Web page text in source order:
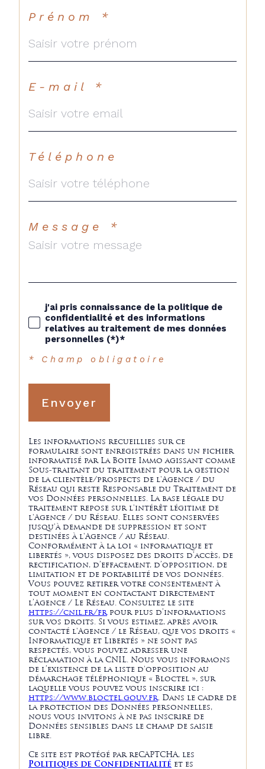
Prénom *
E-mail *
Téléphone
Message *
j'ai pris connaissance de la politique de
confidentialité et des informations
relatives au traitement de mes données
personnelles (*)*
* Champ obligatoire
Envoyer
Les informations recueillies sur ce
formulaire sont enregistrées dans un fichier
informatisé par La Boite Immo agissant comme
Sous-traitant du traitement pour la gestion
de la clientèle/prospects de l'Agence / du
Réseau qui reste Responsable du Traitement de
vos Données personnelles. La base légale du
traitement repose sur l'intérêt légitime de
l'Agence / du Réseau. Elles sont conservées
jusqu'à demande de suppression et sont
destinées à l'Agence / au Réseau.
Conformément à la loi « informatique et
libertés », vous disposez des droits d’accès, de
rectification, d’effacement, d’opposition, de
limitation et de portabilité de vos données.
Vous pouvez retirer votre consentement à
tout moment en contactant directement
l’Agence / Le Réseau. Consultez le site
https://cnil.fr/frpour plus d’informations
sur vos droits. Si vous estimez, après avoir
contacté l'Agence / le Réseau, que vos droits «
Informatique et Libertés » ne sont pas
respectés, vous pouvez adresser une
réclamation à la CNIL. Nous vous informons
de l’existence de la liste d'opposition au
démarchage téléphonique « Bloctel », sur
laquelle vous pouvez vous inscrire ici :
https://www.bloctel.gouv.fr. Dans le cadre de
la protection des Données personnelles,
nous vous invitons à ne pas inscrire de
Données sensibles dans le champ de saisie
libre.
Ce site est protégé par reCAPTCHA, les
Politiques de Confidentialité et es